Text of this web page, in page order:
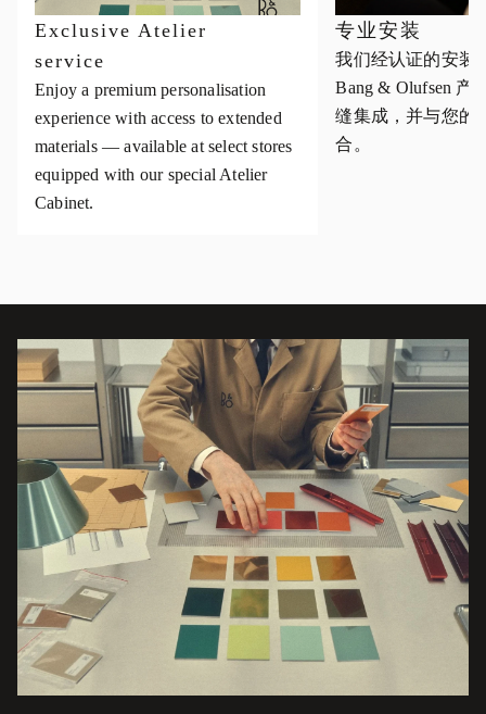
Exclusive Atelier
service
Enjoy a premium personalisation
experience with access to extended
materials — available at select stores
equipped with our special Atelier
Cabinet.
专业安装
我们经认证的安装
Bang & Olufsen 产
缝集成，并与您的
合。
活动图片